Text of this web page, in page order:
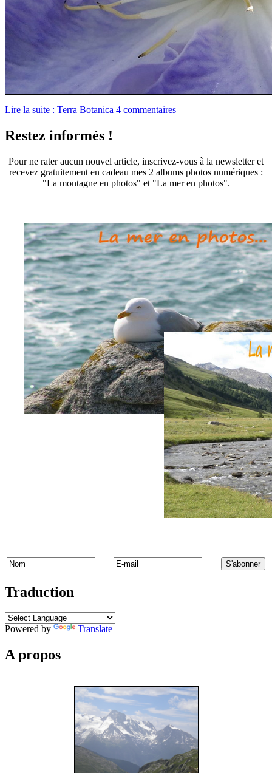
Lire la suite : Terra Botanica 4 commentaires
Restez informés !
Pour ne rater aucun nouvel article, inscrivez-vous à la newsletter et
recevez gratuitement en cadeau mes 2 albums photos numériques :
"La montagne en photos" et "La mer en photos".
Traduction
Powered by Translate
A propos